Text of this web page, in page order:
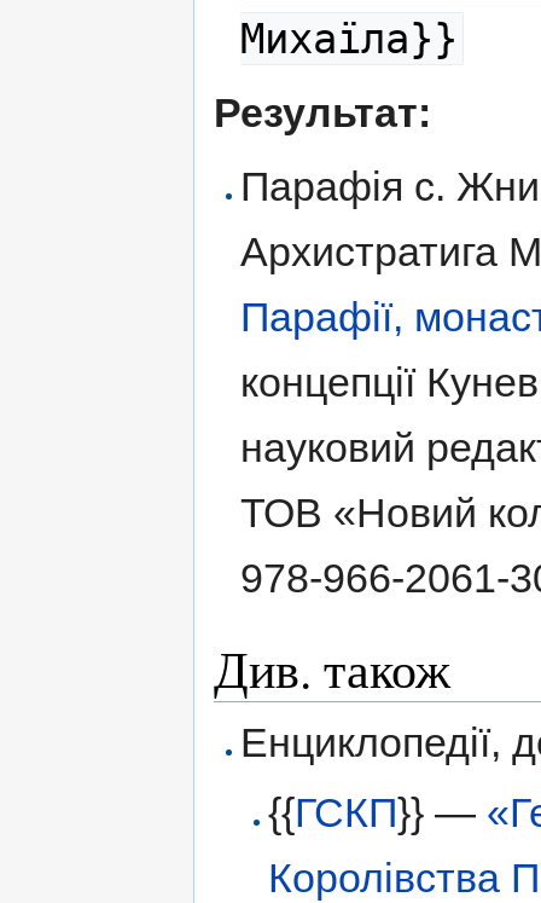
Михаїла}}
Результат:
Парафія с.
Архистратига
Парафії,
концепції
науковий
ТОВ «Новий
978-966-2061-
Див. також
Енциклопедії,
{{ГСКП}} —
Королівства